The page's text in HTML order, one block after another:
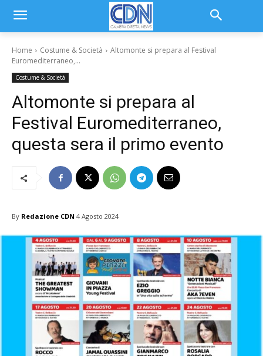
Home Costume & Società
Altomonte si prepara al Festival
Euromediterraneo,...
Costume & Società
Altomonte si prepara al
Festival Euromediterraneo,
questa sera il primo evento
By Redazione CDN 4 Agosto 2024